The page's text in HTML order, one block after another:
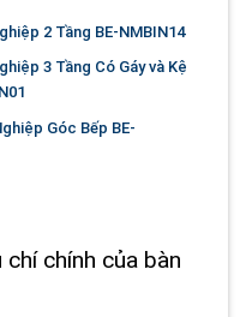
2 Tầng BE-NMBIN14
3 Tầng Có Gáy và Kệ
Góc Bếp BE-
chính của bàn